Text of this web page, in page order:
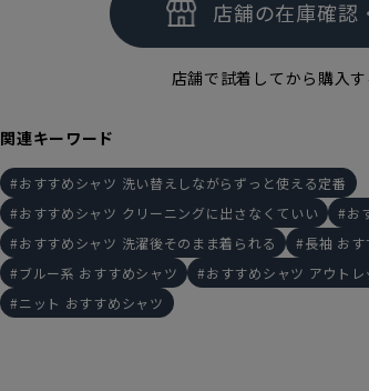
店舗で試着してから購入
関連キーワード
おすすめシャツ 洗い替えしながらずっと使える定番
おすすめシャツ クリーニングに出さなくていい
お
おすすめシャツ 洗濯後そのまま着られる
長袖 おす
ブルー系 おすすめシャツ
おすすめシャツ アウトレ
ニット おすすめシャツ